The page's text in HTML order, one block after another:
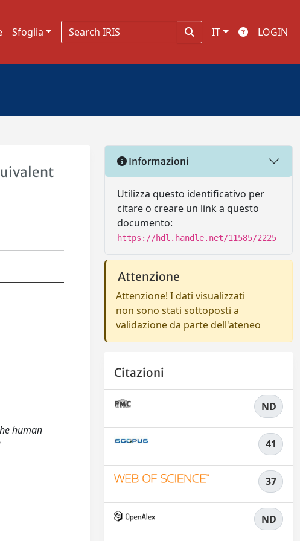
Sfoglia IT LOGIN
human
Informazioni
Utilizza questo identificativo per
citare o creare un link a questo
documento:
https://hdl.handle.net/11585/2225
Attenzione
Attenzione! I dati visualizzati
non sono stati sottoposti a
validazione da parte dell'ateneo
Citazioni
ND
41
37
ND